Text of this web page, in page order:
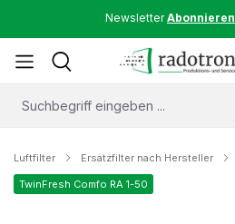
NewsletterAbonnieren
Luftfilter Ersatzfilter nach Hersteller
TwinFresh Comfo RA 1-50